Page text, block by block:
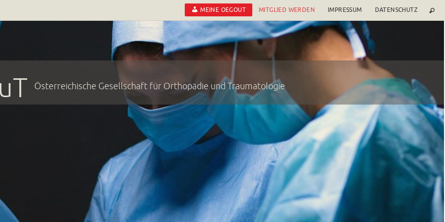
MEINE OEGOUT MITGLIED WERDEN IMPRESSUM DATENSCHUTZ
Österreichische Gesellschaft für Orthopädie und Traumatologie